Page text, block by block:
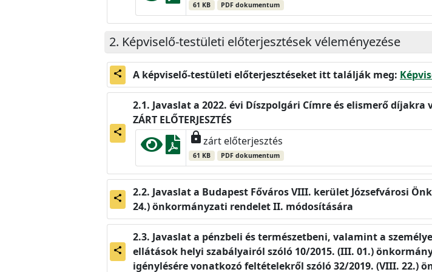
61 KB PDF dokumentum
Képviselő-testületi előterjesztések véleményezése
share A képviselő-testületi előterjesztéseket itt találják meg:
share
Javaslat a 2022. évi Díszpolgári Címre és elismerő díjakra
ZÁRT ELŐTERJESZTÉS
lockzárt előterjesztés
61 KB PDF dokumentum
share
Javaslat a Budapest Főváros VIII. kerület Józsefvárosi
24.) önkormányzati rendelet II. módosítására
share
Javaslat a pénzbeli és természetbeni, valamint a
ellátások helyi szabályairól szóló 10/2015. (III. 01.)
igénylésére vonatkozó feltételekről szóló 32/2019. (VIII. 22.)